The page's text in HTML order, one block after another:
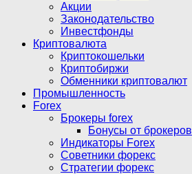
Акции
Законодательство
Инвестфонды
Криптовалюта
Криптокошельки
Криптобиржи
Обменники криптовалют
Промышленность
Forex
Брокеры forex
Бонусы от брокеров
Индикаторы Forex
Советники форекс
Стратегии форекс